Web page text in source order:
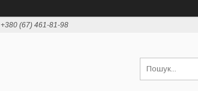
+380 (67) 461-81-98